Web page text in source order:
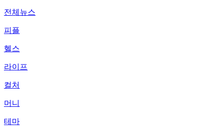
전체뉴스
피플
헬스
라이프
컬처
머니
테마